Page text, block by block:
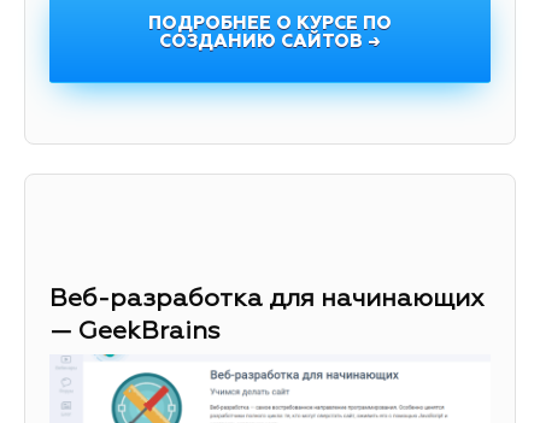
ПОДРОБНЕЕ О КУРСЕ ПО
СОЗДАНИЮ САЙТОВ →
Веб-разработка для начинающих
— GeekBrains